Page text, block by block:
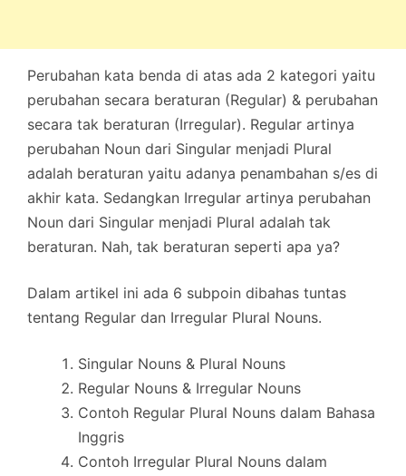
Perubahan kata benda di atas ada 2 kategori yaitu
perubahan secara beraturan (Regular) & perubahan
secara tak beraturan (Irregular). Regular artinya
perubahan Noun dari Singular menjadi Plural
adalah beraturan yaitu adanya penambahan s/es di
akhir kata. Sedangkan Irregular artinya perubahan
Noun dari Singular menjadi Plural adalah tak
beraturan. Nah, tak beraturan seperti apa ya?
Dalam artikel ini ada 6 subpoin dibahas tuntas
tentang Regular dan Irregular Plural Nouns.
Singular Nouns & Plural Nouns
Regular Nouns & Irregular Nouns
Contoh Regular Plural Nouns dalam Bahasa
Inggris
Contoh Irregular Plural Nouns dalam